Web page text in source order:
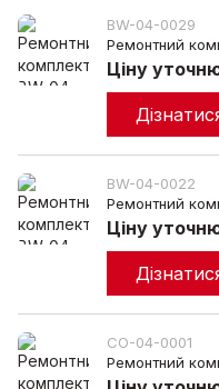
BW-04-0029
Ремонтний
Ціну
BW-04-0022
Ремонтний
Ціну
CO-04-0001
Ремонтний